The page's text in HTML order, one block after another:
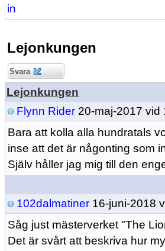
in
Lejonkungen
Svara
Lejonkungen
Flynn Rider 20-maj-2017 vid
Bara att kolla alla hundratals
inse att det är någonting som
Själv håller jag mig till den
102dalmatiner 16-juni-2018
Såg just mästerverket "The
Det är svårt att beskriva hur